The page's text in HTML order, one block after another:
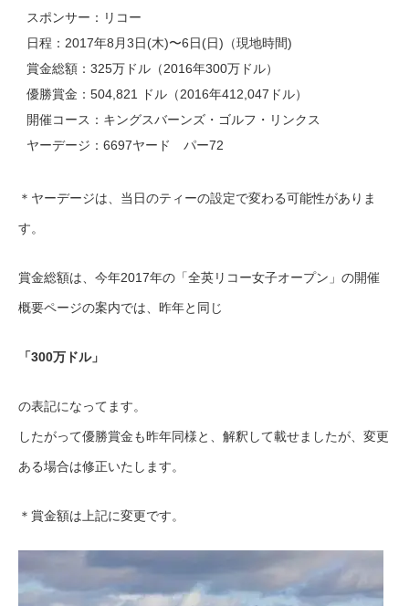
スポンサー：リコー
日程：2017年8月3日(木)〜6日(日)（現地時間)
賞金総額：325万ドル（2016年300万ドル）
優勝賞金：504,821 ドル（2016年412,047ドル）
開催コース：キングスバーンズ・ゴルフ・リンクス
ヤーデージ：6697ヤード パー72
＊ヤーデージは、当日のティーの設定で変わる可能性がありま
す。
賞金総額は、今年2017年の「全英リコー女子オープン」の開催
概要ページの案内では、昨年と同じ
「300万ドル」
の表記になってます。
したがって優勝賞金も昨年同様と、解釈して載せましたが、変更
ある場合は修正いたします。
＊賞金額は上記に変更です。